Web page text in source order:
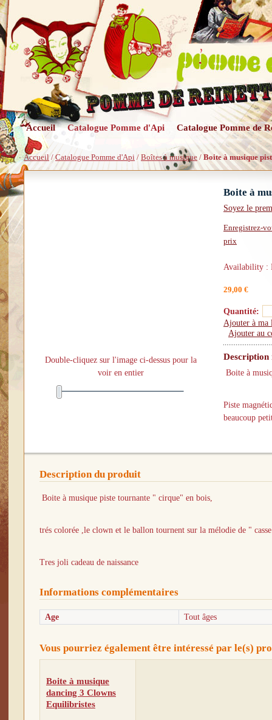
Accueil Catalogue Pomme d'Api Catalogue Pomme de
Accueil /Catalogue Pomme d'Api / Boîtes à musique /Boite à musique
Double-cliquez sur l'image ci-dessus pour la
voir en entier
Boite à
Soyez le
Enregistrez-
prix
Availability :
29,00 €
Quantité:
Ajouter à ma
Ajouter au
Description
Boite à
Piste
beaucoup
Description du produit
Boite à musique piste tournante " cirque" en bois,
trés colorée ,le clown et le ballon tournent sur la mélodie de "
Tres joli cadeau de naissance
Informations complémentaires
Age Tout âges
Vous pourriez également être intéressé par le(s)
Boite à musique
dancing 3 Clowns
Equilibristes